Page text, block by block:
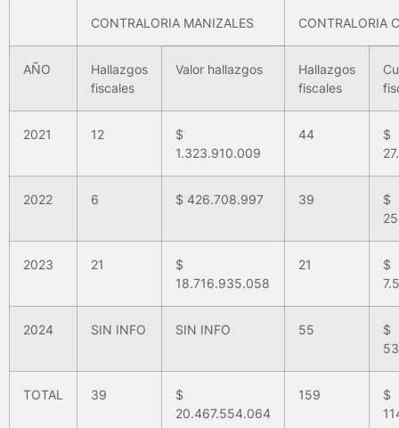
CONTRALORIA MANIZALES CONTRALORIA
AÑO
Hallazgos
fiscales
Valor hallazgos
Hallazgos
fiscales
2021 12
$
1.323.910.009
44
2022 6 $ 426.708.997 39
2023 21
$
18.716.935.058
21
2024 SIN INFO SIN INFO 55
TOTAL 39
$
20.467.554.064
159